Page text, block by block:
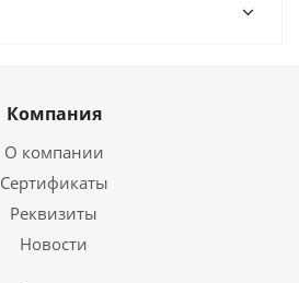
Компания
О компании
Сертификаты
Реквизиты
Новости